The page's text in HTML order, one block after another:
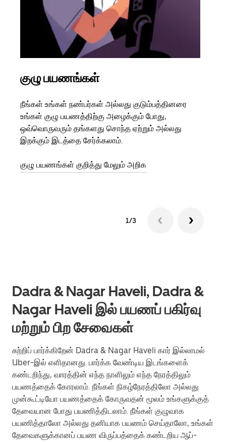
குழு பயணங்கள்
நீங்கள் உங்கள் நண்பர்கள் அல்லது குடும்பத்தினரை
உங்கள் குழு பயணத்திற்கு அழைக்கும் போது,
ஒவ்வொருவரும் தங்களது சொந்த ஏற்றும் அல்லது
இறக்கும் இடத்தை சேர்க்கலாம்.
குழு பயணங்கள் குறித்து மேலும் அறிக
1/3
Dadra & Nagar Haveli, Dadra &
Nagar Haveli இல் பயணப் பகிர்வு
மற்றும் பிற சேவைகள்
சுற்றிப் பார்க்கிறேன் Dadra & Nagar Haveli கார் இல்லாமல்
Uber-இல் எளிதானது. பார்க்க வேண்டிய இடங்களைக்
கண்டறிந்து, வாரத்தின் எந்த நாளிலும் எந்த நேரத்திலும்
பயணத்தைக் கோரலாம். நீங்கள் நிகழ்நேரத்திலோ அல்லது
முன்கூட்டியோ பயணத்தைக் கோருவதன் மூலம் உங்களுக்குத்
தேவையான போது பயணித்திடலாம். நீங்கள் குழுவாக
பயணித்தாலோ அல்லது தனியாக பயணம் செய்தாலோ, உங்கள்
தேவைகளுக்கானப் பயண விருப்பத்தைக் கண்டறிய ஆப்-